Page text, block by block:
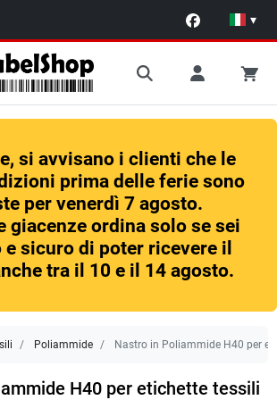
▾
si avvisano i clienti che le
prima delle ferie sono
per venerdì 7 agosto.
giacenze ordina solo se sei
sicuro di poter ricevere il
tra il 10 e il 14 agosto.
Poliammide Nastro in Poliammide H40 per
H40 per etichette tessili